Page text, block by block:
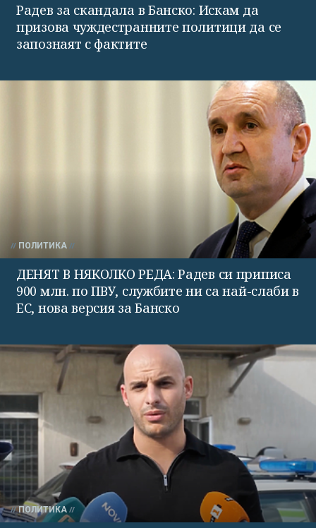
Радев за скандала в Банско: Искам да
призова чуждестранните политици да се
запознаят с фактите
ПОЛИТИКА
ДЕНЯТ В НЯКОЛКО РЕДА: Радев си приписа
900 млн. по ПВУ, службите ни са най-слаби в
ЕС, нова версия за Банско
ПОЛИТИКА